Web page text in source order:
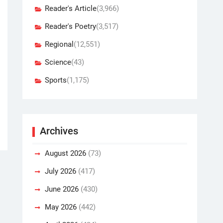
Reader's Article(3,966)
Reader's Poetry(3,517)
Regional (12,551)
Science(43)
Sports(1,175)
Archives
August 2026 (73)
July 2026 (417)
June 2026 (430)
May 2026 (442)